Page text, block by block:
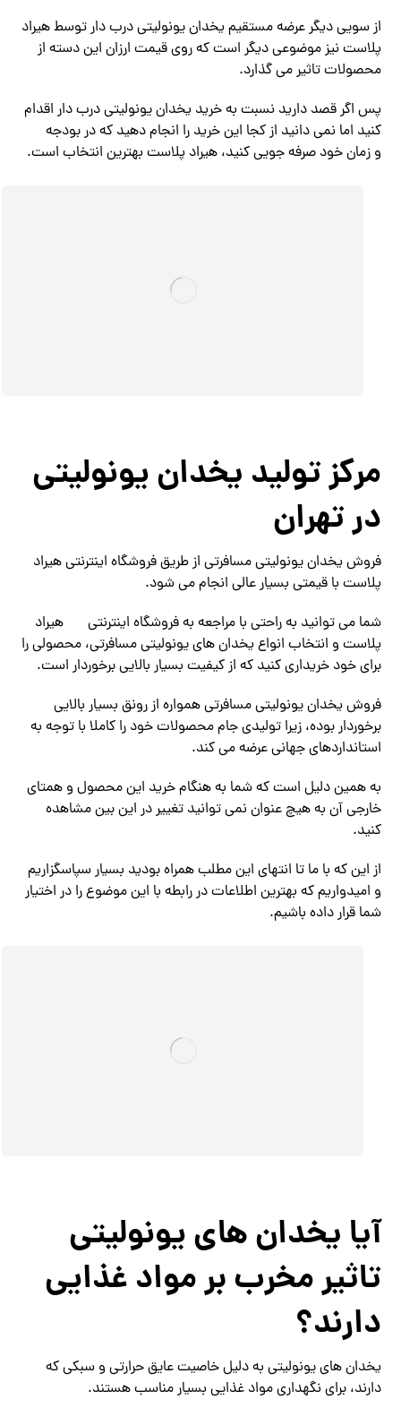
از سویی دیگر عرضه مستقیم یخدان یونولیتی درب دار توسط هیراد
پلاست نیز موضوعی دیگر است که روی قیمت ارزان این دسته از
محصولات تاثیر می گذارد.
پس اگر قصد دارید نسبت به خرید یخدان یونولیتی درب دار اقدام
کنید اما نمی دانید از کجا این خرید را انجام دهید که در بودجه
و زمان خود صرفه جویی کنید، هیراد پلاست بهترین انتخاب است.
مرکز تولید یخدان یونولیتی
در تهران
فروش یخدان یونولیتی مسافرتی از طریق فروشگاه اینترنتی هیراد
پلاست با قیمتی بسیار عالی انجام می شود.
شما می توانید به راحتی با مراجعه به فروشگاه اینترنتی
هیراد
پلاست و انتخاب انواع یخدان های یونولیتی مسافرتی، محصولی را
برای خود خریداری کنید که از کیفیت بسیار بالایی برخوردار است.
فروش یخدان یونولیتی مسافرتی همواره از رونق بسیار بالایی
برخوردار بوده، زیرا تولیدی جام محصولات خود را کاملا با توجه به
استانداردهای جهانی عرضه می کند.
به همین دلیل است که شما به هنگام خرید این محصول و همتای
خارجی آن به هیچ عنوان نمی توانید تغییر در این بین مشاهده
کنید.
از این که با ما تا انتهای این مطلب همراه بودید بسیار سپاسگزاریم
و امیدواریم که بهترین اطلاعات در رابطه با این موضوع را در اختیار
شما قرار داده باشیم.
آیا یخدان های یونولیتی
تاثیر مخرب بر مواد غذایی
دارند؟
یخدان های یونولیتی به دلیل خاصیت عایق حرارتی و سبکی که
دارند، برای نگهداری مواد غذایی بسیار مناسب هستند.